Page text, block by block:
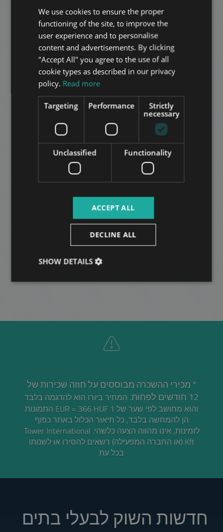
KÖRÖND PALACE - SKYLOFT
דמי שכירות:2.782.000 HUF
הוסף לרשימה
1.061.000 HUF
* מכירי ההשכרה מבוססים על חוזה שכירות של
12 חודשים לפחות.
המחיר ביורו הוא להדגמה בלבד
והוא מחושב לפי שער של 1 EUR = 366 HUF התמונות
הן להמחשה בלבד, כל תיאור הכלול באתר כפוף
לזמינות, אינו מהווה הצעה כלשהי. Tower International
Kft (או החברה המפעילה) רשאים להסירו או לשנותו
בכל עת
חדשות השוק לבעלי בתים
ENGLISH
HUNGARIAN
GERMAN
FRENCH
ITALIAN
SPANISH
RUSSIAN
ARABIC
We use cookies to ensure the proper
functioning of the site, to improve the
user experience and to personalise
content and advertisements. By clicking
"Accept All" you agree to the use of all
cookie types as described in our privacy
policy. Read more
Strictly
necessary
Performance
Targeting
Functionality
Unclassified
ACCEPT ALL
DECLINE ALL
SHOW DETAILS